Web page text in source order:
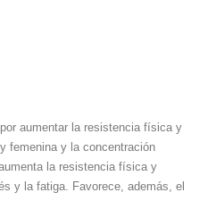
aumentar la resistencia física y
femenina y la concentración
la resistencia física y
y la fatiga. Favorece, además, el